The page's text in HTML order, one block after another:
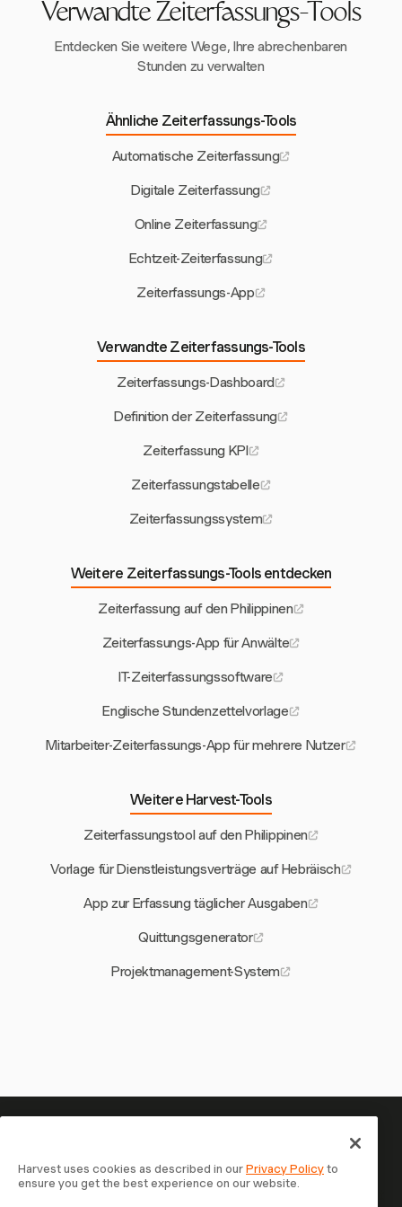
Verwandte Zeiterfassungs-Tools
Entdecken Sie weitere Wege, Ihre abrechenbaren
Stunden zu verwalten
Ähnliche Zeiterfassungs-Tools
Automatische Zeiterfassung
Digitale Zeiterfassung
Online Zeiterfassung
Echtzeit-Zeiterfassung
Zeiterfassungs-App
Verwandte Zeiterfassungs-Tools
Zeiterfassungs-Dashboard
Definition der Zeiterfassung
Zeiterfassung KPI
Zeiterfassungstabelle
Zeiterfassungssystem
Weitere Zeiterfassungs-Tools entdecken
Zeiterfassung auf den Philippinen
Zeiterfassungs-App für Anwälte
IT-Zeiterfassungssoftware
Englische Stundenzettelvorlage
Mitarbeiter-Zeiterfassungs-App für mehrere Nutzer
Weitere Harvest-Tools
Zeiterfassungstool auf den Philippinen
Vorlage für Dienstleistungsverträge auf Hebräisch
App zur Erfassung täglicher Ausgaben
Quittungsgenerator
Projektmanagement-System
Ihre Zeit verdient es, erfasst zu
werden — starten Sie jetzt
Schließen Sie sich über 70.000 Unternehmen an, die mit
Harvest uses cookies as described in ourPrivacy Policyto
ensure you get the best experience on our website.